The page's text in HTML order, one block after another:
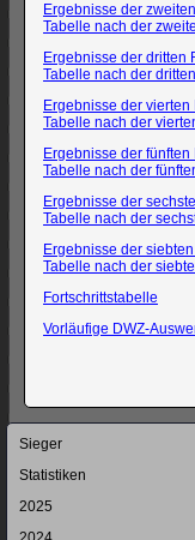
Ergebnisse der
Tabelle nach der
Ergebnisse der dritten
Tabelle nach der
Ergebnisse der vierten
Tabelle nach der
Ergebnisse der fünften
Tabelle nach der
Ergebnisse der
Tabelle nach der
Ergebnisse der
Tabelle nach der
Fortschrittstabelle
Vorläufige DWZ-
Navigation
Sieger
Statistiken
2025